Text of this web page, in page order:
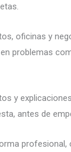
oficinas y
problemas
y
antes de
profesional,